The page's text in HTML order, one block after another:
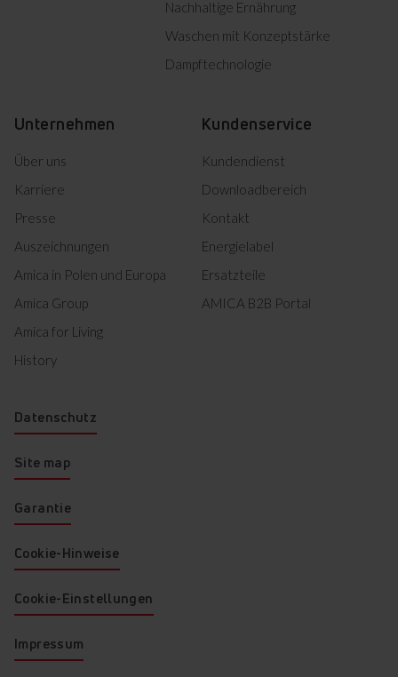
Nachhaltige Ernährung
Waschen mit Konzeptstärke
Dampftechnologie
Unternehmen
Über uns
Karriere
Presse
Auszeichnungen
Amica in Polen und Europa
Amica Group
Amica for Living
History
Kundenservice
Kundendienst
Downloadbereich
Kontakt
Energielabel
Ersatzteile
AMICA B2B Portal
Datenschutz
Site map
Garantie
Cookie-Hinweise
Cookie-Einstellungen
Impressum